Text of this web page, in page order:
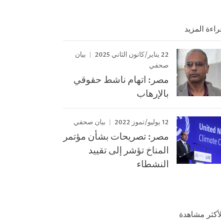
المزيد
22 يناير/كانون الثاني 2025
بيان
صحفي
مصر: اتهام ناشط حقوقي
بالإرهاب
12 يوليو/تموز 2022 بيان صحفي
مصر: تصريحات بشأن مؤتمر
المناخ تؤشر إلى تقييد
النشطاء
مشاهدة